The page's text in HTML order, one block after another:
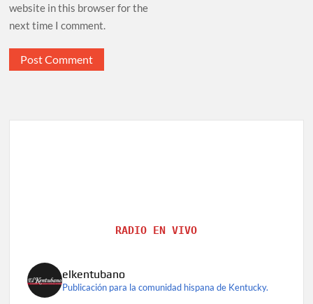
website in this browser for the
next time I comment.
RADIO EN VIVO
elkentubano
Publicación para la comunidad hispana de Kentucky.